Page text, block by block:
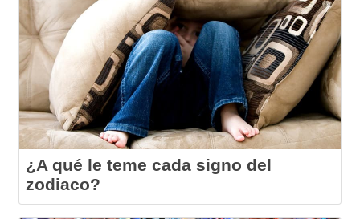
¿A qué le teme cada signo del
zodiaco?